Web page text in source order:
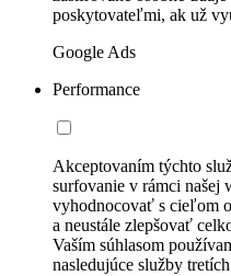
poskytovateľmi, ak už
Google Ads
Performance
Akceptovaním týchto
surfovanie v rámci našej
vyhodnocovať s cieľom
a neustále zlepšovať
Vaším súhlasom
nasledujúce služby